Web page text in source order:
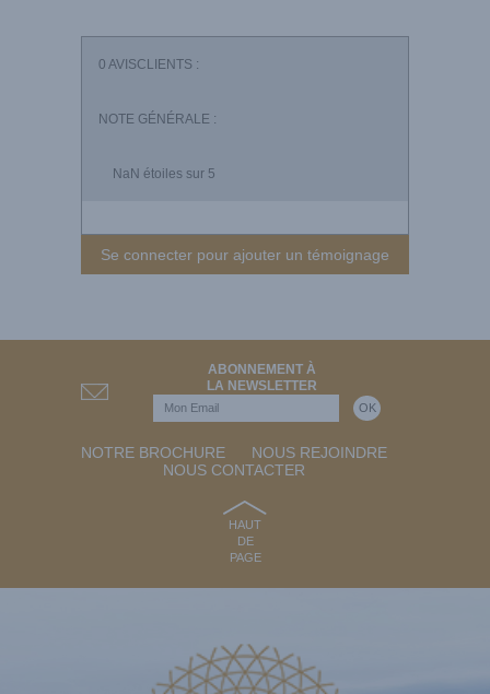
0 AVISCLIENTS :
NOTE GÉNÉRALE :
NaN étoiles sur 5
Se connecter pour ajouter un témoignage
ABONNEMENT À
LA NEWSLETTER
NOTRE BROCHURE
NOUS REJOINDRE
NOUS CONTACTER
HAUT
DE
PAGE